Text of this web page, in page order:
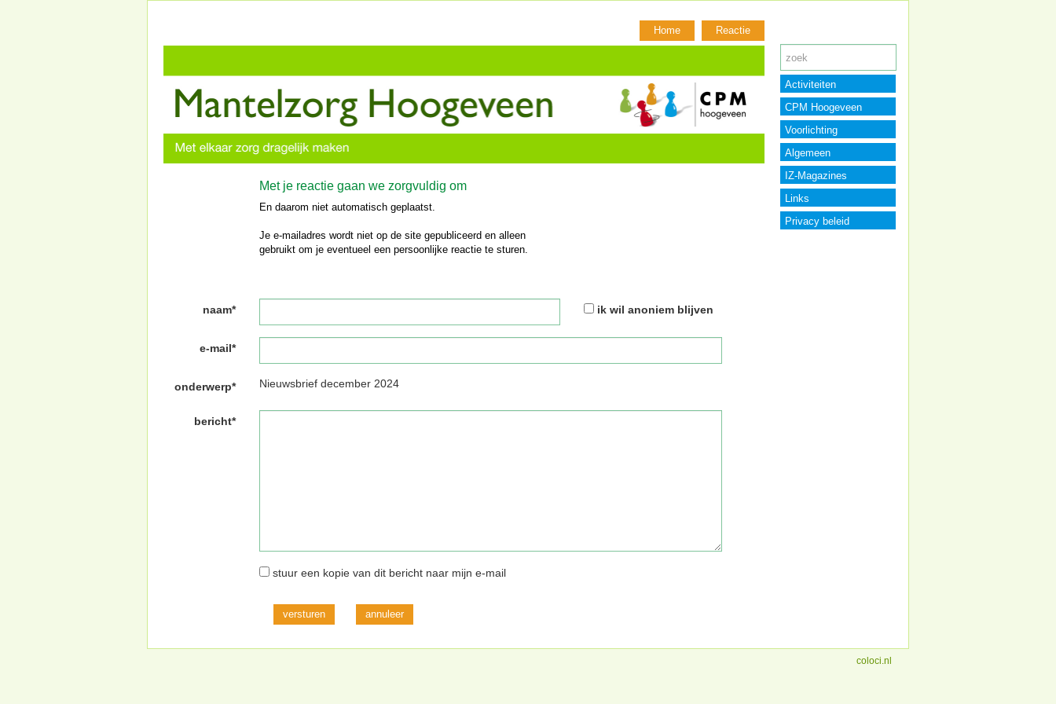
Home Reactie
Met je reactie gaan we zorgvuldig om
En daarom niet automatisch geplaatst.
Je e-mailadres wordt niet op de site gepubliceerd en alleen
gebruikt om je eventueel een persoonlijke reactie te sturen.
naam* ik wil anoniem blijven
e-mail*
onderwerp* Nieuwsbrief december 2024
bericht*
stuur een kopie van dit bericht naar mijn e-mail
versturen
Activiteiten
CPM Hoogeveen
Voorlichting
Algemeen
IZ-Magazines
Links
Privacy beleid
coloci.nl